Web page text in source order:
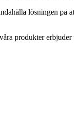
lösningen på
produkter